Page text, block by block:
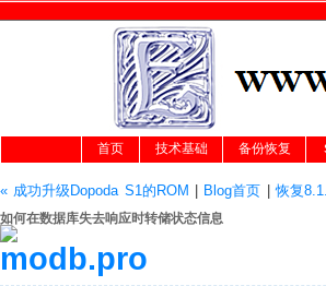
首页 技术基础 备份恢复
« 成功升级Dopoda S1的ROM Blog首页 |恢复
如何在数据库失去响应时转储状态信息